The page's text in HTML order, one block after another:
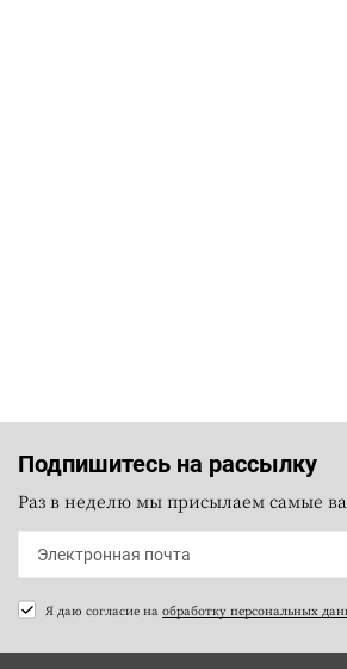
Подпишитесь на рассылку
Раз в неделю мы присылаем самые
Я даю согласие на обработку персональных